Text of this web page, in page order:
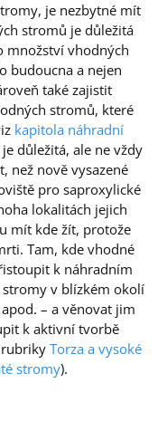
je nezbytné mít
stromů je důležitá
množství vhodných
budoucna a nejen
také zajistit
stromů, které
kapitola náhradní
důležitá, ale ne vždy
než nově vysazené
pro saproxylické
lokalitách jejich
mít kde žít, protože
Tam, kde vhodné
k náhradním
v blízkém okolí
– a věnovat jim
k aktivní tvorbě
Torza a vysoké
stromy).